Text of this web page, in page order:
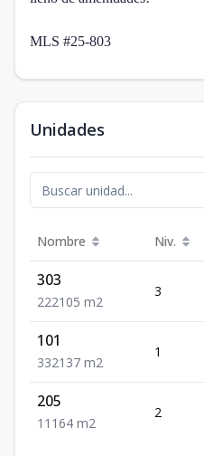
MLS #25-803
Unidades
Nombre Niv.
303
222105 m2
3
101
332137 m2
1
205
1 1 1 64 m2
2